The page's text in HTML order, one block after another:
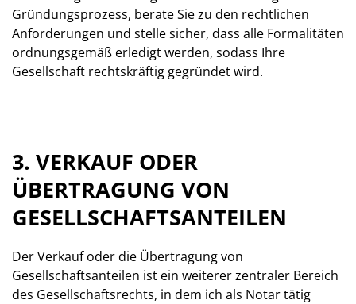
Gründungsprozess, berate Sie zu den rechtlichen
Anforderungen und stelle sicher, dass alle Formalitäten
ordnungsgemäß erledigt werden, sodass Ihre
Gesellschaft rechtskräftig gegründet wird.
3. VERKAUF ODER
ÜBERTRAGUNG VON
GESELLSCHAFTSANTEILEN
Der Verkauf oder die Übertragung von
Gesellschaftsanteilen ist ein weiterer zentraler Bereich
des Gesellschaftsrechts, in dem ich als Notar tätig